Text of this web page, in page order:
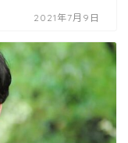
2021年7月9日